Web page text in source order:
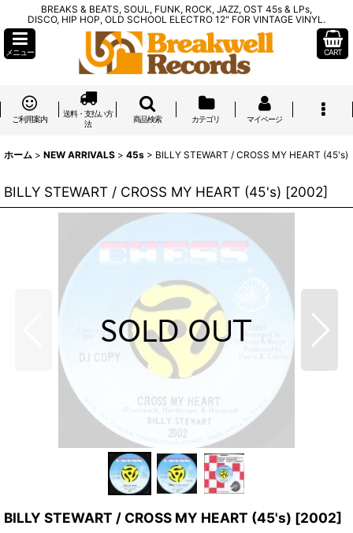
BREAKS & BEATS, SOUL, FUNK, ROCK, JAZZ, OST 45s & LPs,
DISCO, HIP HOP, OLD SCHOOL ELECTRO 12" FOR VINTAGE VINYL.
メニュー CART
ご利用案内
送料・支払い方
法
商品検索 カテゴリ マイページ
ホーム > NEW ARRIVALS > 45s > BILLY STEWART / CROSS MY HEART (45's)
BILLY STEWART / CROSS MY HEART (45's) [2002]
BILLY STEWART / CROSS MY HEART (45's) [2002]